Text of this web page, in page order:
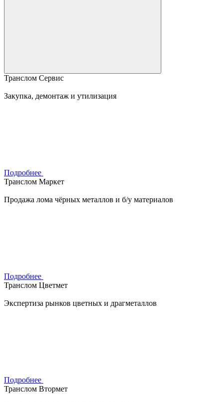
Транслом Сервис
Закупка, демонтаж и утилизация
Подробнее
Транслом Маркет
Продажа лома чёрных металлов и б/у материалов
Подробнее
Транслом Цветмет
Экспертиза рынков цветных и драгметаллов
Подробнее
Транслом Втормет